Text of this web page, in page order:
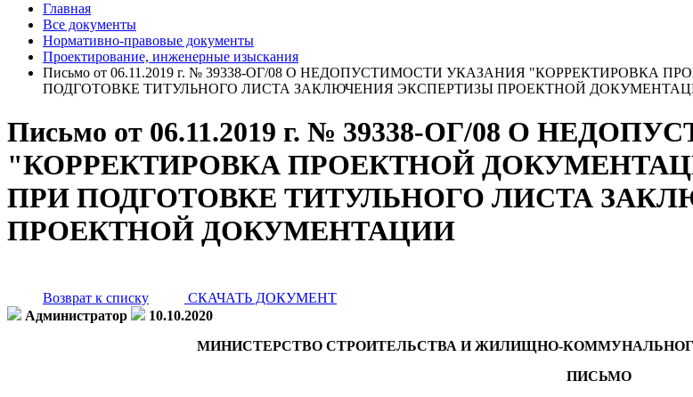
Главная
Все документы
Нормативно-правовые документы
Проектирование, инженерные изыскания
Письмо от 06.11.2019 г. № 39338-ОГ/08 О НЕДОПУСТИМОСТИ УКАЗАНИЯ
ПОДГОТОВКЕ ТИТУЛЬНОГО ЛИСТА ЗАКЛЮЧЕНИЯ ЭКСПЕРТИЗЫ ПРОЕКТНОЙ
Письмо от 06.11.2019 г. № 39338-ОГ/08 О
"КОРРЕКТИРОВКА ПРОЕКТНОЙ
ПРИ ПОДГОТОВКЕ ТИТУЛЬНОГО ЛИСТА
ПРОЕКТНОЙ ДОКУМЕНТАЦИИ
Возврат к списку
СКАЧАТЬ ДОКУМЕНТ
Администратор
10.10.2020
МИНИСТЕРСТВО СТРОИТЕЛЬСТВА И ЖИЛИЩНО-
ПИСЬМО